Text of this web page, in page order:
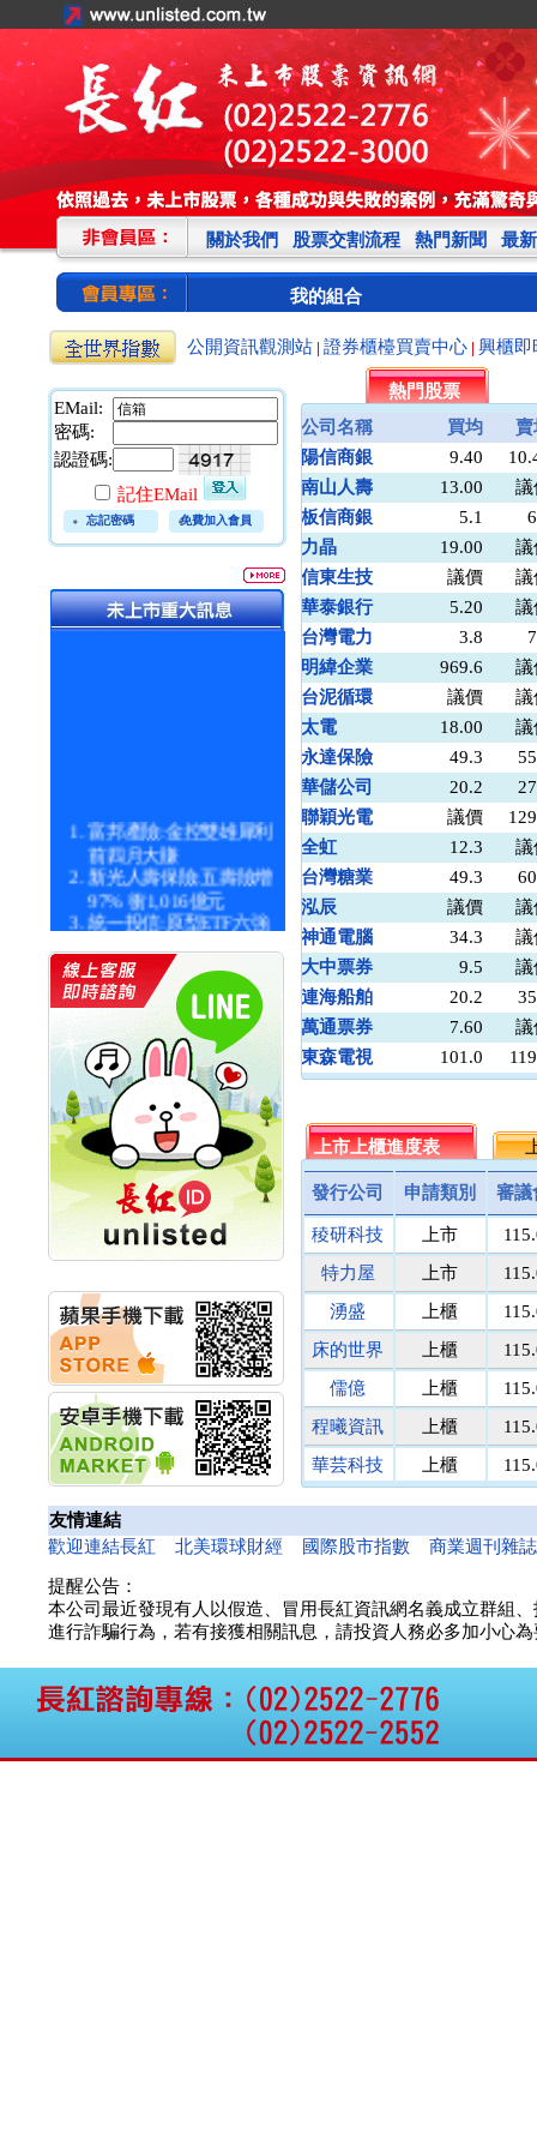
關於我們 股票交割流程 熱門新聞 最
我的組合
公開資訊觀測站 證券櫃檯買賣中心 興櫃即
EMail:
密碼:
認證碼:
記住EMail
忘記密碼 免費加入會員
富邦產險:金控雙雄犀利
前四月大賺
新光人壽保險:五壽險增
97% 衝1,016億元
統一投信:原型ETF六強
統一投信:主動式ETF溢
價 被盯上
新光人壽保險:新壽Q1外
價金將達996億
宇辰系統科技:宇辰業績
創新高 啟動興櫃轉上櫃
計畫
明緯企業:明緯永續科技
競賽 以電源驅動善的力
量
秀育企業:秀育SHO-U儲
能系統 獲國內首張CNS
認證
聯博投信:聯博00404A
華旭先進:代重要子公司
碩通散熱股份有限公司
公告董事會通過發言人
及代理發
華旭先進:代重要子公司
碩通散熱股份有限公司
公告董事會決議發行員
工認股權
華旭先進:代重要子公司
碩通散熱股份有限公司
公告董事會追認113年
向關係
華旭先進:代重要子公司
碩通散熱股份有限公司
公告向關係人取得使用
權資產
仁新醫藥:代重要子公司
BeliteBio,Inc公告受邀參
加第27屆眼
巨生生醫:公告本公司
MPB-1523MRI顯影劑-
熱門股票
公司名稱
買均
陽信商銀
9.40
南山人壽
13.00
板信商銀
5.1
力晶
19.00
信東生技
議價
華泰銀行
5.20
台灣電力
3.8
明緯企業
969.6
台泥循環
議價
太電
18.00
永達保險
49.3
華儲公司
20.2
聯穎光電
議價
全虹
12.3
台灣糖業
49.3
泓辰
議價
神通電腦
34.3
大中票券
9.5
連海船舶
20.2
萬通票券
7.60
東森電視
101.0
台灣集保
131.1
馬上發
議價
民間全民
議價
鎧鉅科技
議價
萬里遊
10.0
醫電鼎眾
議價
三信商銀
議價
菘凱科技
議價
東盈光電
議價
匯頂電腦
議價
南美特科
議價
台塑網科
70.00
捷揚光電
議價
新德科技
議價
諾瓦材料
議價
智安電子
議價
穩晟材料
騰錂鐳射
茂德科技
上市上櫃進度表 上
發行公司 申請類別 審議
稜研科技 上市
特力屋
上市
湧盛
上櫃
床的世界
上櫃
儒億
上櫃
程曦資訊
上櫃
華芸科技
上櫃
精華生醫
上櫃
和亞智慧
上櫃
友情連結
歡迎連結長紅
北美環球財經 國際股市指數 商業週刊雜
提醒公告：
本公司最近發現有人以假造、冒用長紅資訊網名義成立群組
進行詐騙行為，若有接獲相關訊息，請投資人務必多加小心